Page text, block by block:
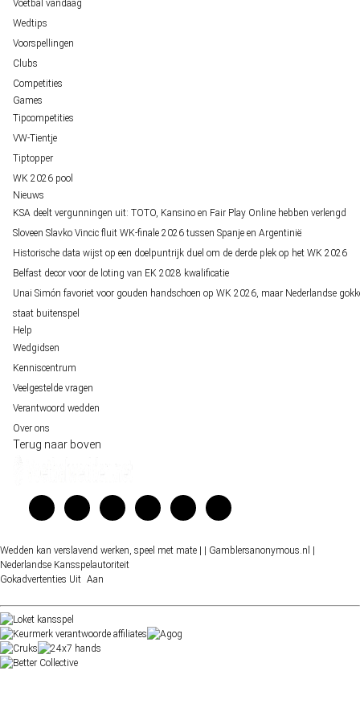
Voetbal vandaag
Wedtips
Voorspellingen
Clubs
Competities
Games
Tipcompetities
VW-Tientje
Tiptopper
WK 2026 pool
Nieuws
KSA deelt vergunningen uit: TOTO, Kansino en Fair Play Online hebben verlengd
Sloveen Slavko Vincic fluit WK-finale 2026 tussen Spanje en Argentinië
Historische data wijst op een doelpuntrijk duel om de derde plek op het WK 2026
Belfast decor voor de loting van EK 2028 kwalificatie
Unai Simón favoriet voor gouden handschoen op WK 2026, maar Nederlandse
staat buitenspel
Help
Wedgidsen
Kenniscentrum
Veelgestelde vragen
Verantwoord wedden
Over ons
Terug naar boven
Wedden kan verslavend werken, speel met mate | | Gamblersanonymous.nl
Nederlandse Kansspelautoriteit
Gokadvertenties Uit Aan